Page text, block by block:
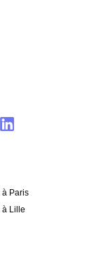
à Paris
à Lille